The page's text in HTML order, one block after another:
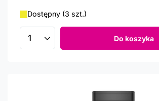
Dostępny (3 szt.)
Ilość produktów Do koszyka